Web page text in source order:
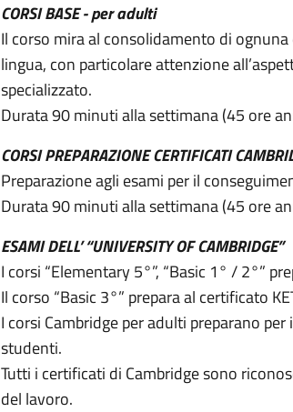
CORSI BASE - per adulti
Il corso mira al consolidamento di
lingua, con particolare attenzione
specializzato.
Durata 90 minuti alla settimana (45 ore
CORSI PREPARAZIONE CERTIFICATI
Preparazione agli esami per il
Durata 90 minuti alla settimana (45 ore
ESAMI DELL’ “UNIVERSITY OF CAMBRIDGE”
I corsi “Elementary 5°”, “Basic 1° / 2°”
Il corso “Basic 3°” prepara al certificato
I corsi Cambridge per adulti preparano
studenti.
Tutti i certificati di Cambridge sono
del lavoro.